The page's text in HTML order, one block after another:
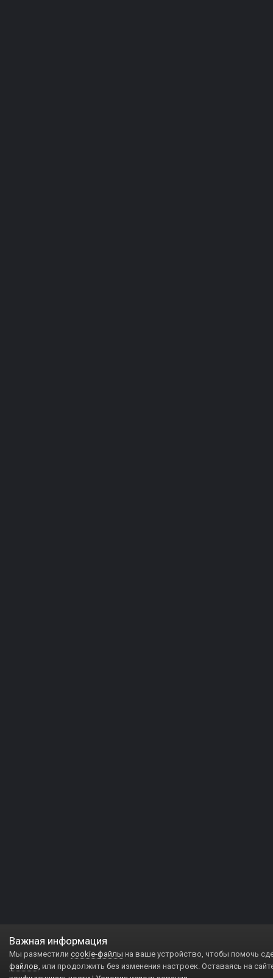
Важная информация
Мы разместили cookie-файлы на ваше устройство, чтобы помочь
файлов, или продолжить без изменения настроек. Оставаясь на